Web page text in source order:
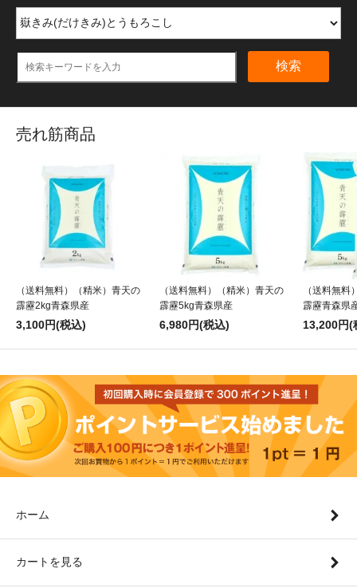
検索
売れ筋商品
（送料無料）（精米）青天の
霹靂2kg青森県産
3,100円(税込)
（送料無料）（精米）青天の
霹靂5kg青森県産
6,980円(税込)
（送料無料
霹靂青森県
13,200円(
ホーム
カートを見る